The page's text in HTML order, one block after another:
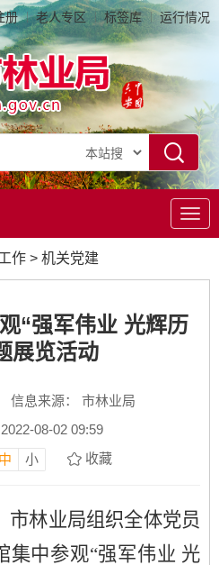
册 老人专区 标签库 运行情况
导
航
作 > 机关党建
“强军伟业 光辉历
展览活动
信息来源： 市林业局
08-02 09:59
中 小 收藏
市林业局组织全体党员
集中参观“强军伟业 光